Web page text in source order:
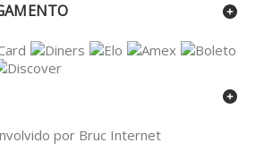
por Bruc Internet